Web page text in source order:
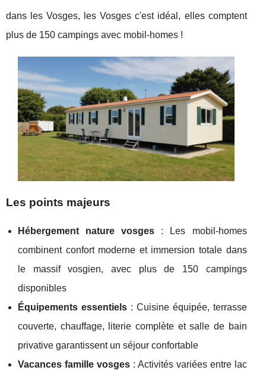
dans les Vosges, les Vosges c'est idéal, elles comptent
plus de 150 campings avec mobil-homes !
Les points majeurs
Hébergement nature vosges : Les mobil-homes
combinent confort moderne et immersion totale dans
le massif vosgien, avec plus de 150 campings
disponibles
Équipements essentiels: Cuisine équipée, terrasse
couverte, chauffage, literie complète et salle de bain
privative garantissent un séjour confortable
Vacances famille vosges: Activités variées entre lac